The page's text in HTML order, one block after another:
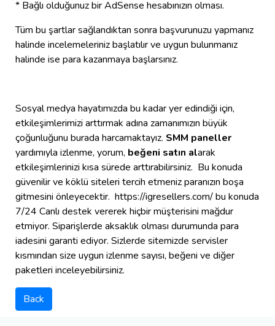
* Bağlı olduğunuz bir AdSense hesabınızın olması.
Tüm bu şartlar sağlandıktan sonra başvurunuzu yapmanız
halinde incelemeleriniz başlatılır ve uygun bulunmanız
halinde ise para kazanmaya başlarsınız.
Sosyal medya hayatımızda bu kadar yer edindiği için,
etkileşimlerimizi arttırmak adına zamanımızın büyük
çoğunluğunu burada harcamaktayız. SMM paneller
yardımıyla izlenme, yorum, beğeni satın alarak
etkileşimlerinizi kısa sürede arttırabilirsiniz. Bu konuda
güvenilir ve köklü siteleri tercih etmeniz paranızın boşa
gitmesini önleyecektir. https://igresellers.com/ bu konuda
7/24 Canlı destek vererek hiçbir müşterisini mağdur
etmiyor. Siparişlerde aksaklık olması durumunda para
iadesini garanti ediyor. Sizlerde sitemizde servisler
kısmından size uygun izlenme sayısı, beğeni ve diğer
paketleri inceleyebilirsiniz.
Back